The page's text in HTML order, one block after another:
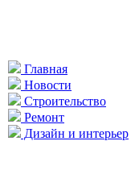
Главная
Новости
Строительство
Ремонт
Дизайн и интерьер